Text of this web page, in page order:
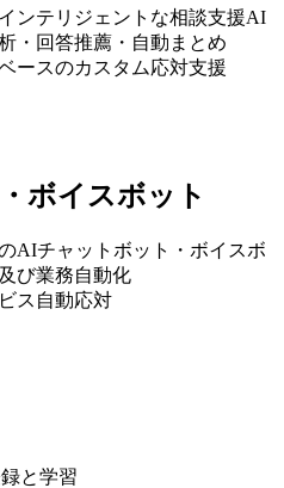
ンテリジェントな相談支援AI
・回答推薦・自動まとめ
ースのカスタム応対支援
ボイスボット
AIチャットボット・ボイスボ
び業務自動化
ス自動応対
と学習